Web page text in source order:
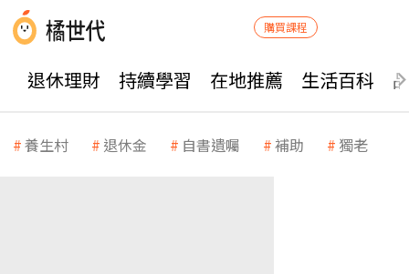
購買課程
退休理財 持續學習 在地推薦 生活百科
養生村 退休金 自書遺囑 補助 獨老